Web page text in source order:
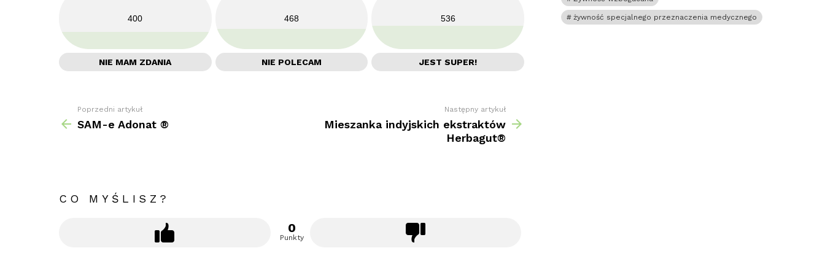
400
NIE MAM ZDANIA
468
NIE POLECAM
536
JEST SUPER!
Zobacz
więcej
Poprzedni artykuł
SAM-e Adonat ®
Następny artykuł
Mieszanka indyjskich ekstraktów
Herbagut®
CO MYŚLISZ?
0
Punkty
żywność specjalnego przeznaczenia medycznego